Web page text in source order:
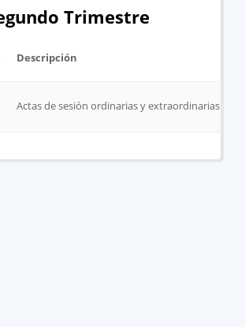
Trimestre
Descripción
Actas de sesión ordinarias y extraordinarias ,